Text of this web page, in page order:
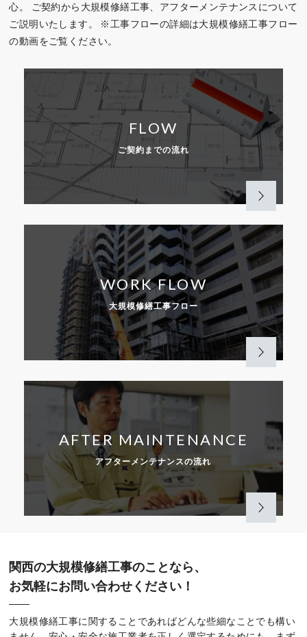
心。
ご契約から大規模修繕工事、アフターメンテナンスについて
ご説明いたします。
※工事フローの詳細は大規模修繕工事フロー
の動画をご覧ください。
FLOW
ご契約までの流れ
WORK FLOW
大規模修繕工事フロー
AFTER MAINTENANCE
アフターメンテナンスの流れ
関西の大規模修繕工事のことなら、
お気軽にお問い合わせください！
大規模修繕工事に関することであればどんな些細なことでも構い